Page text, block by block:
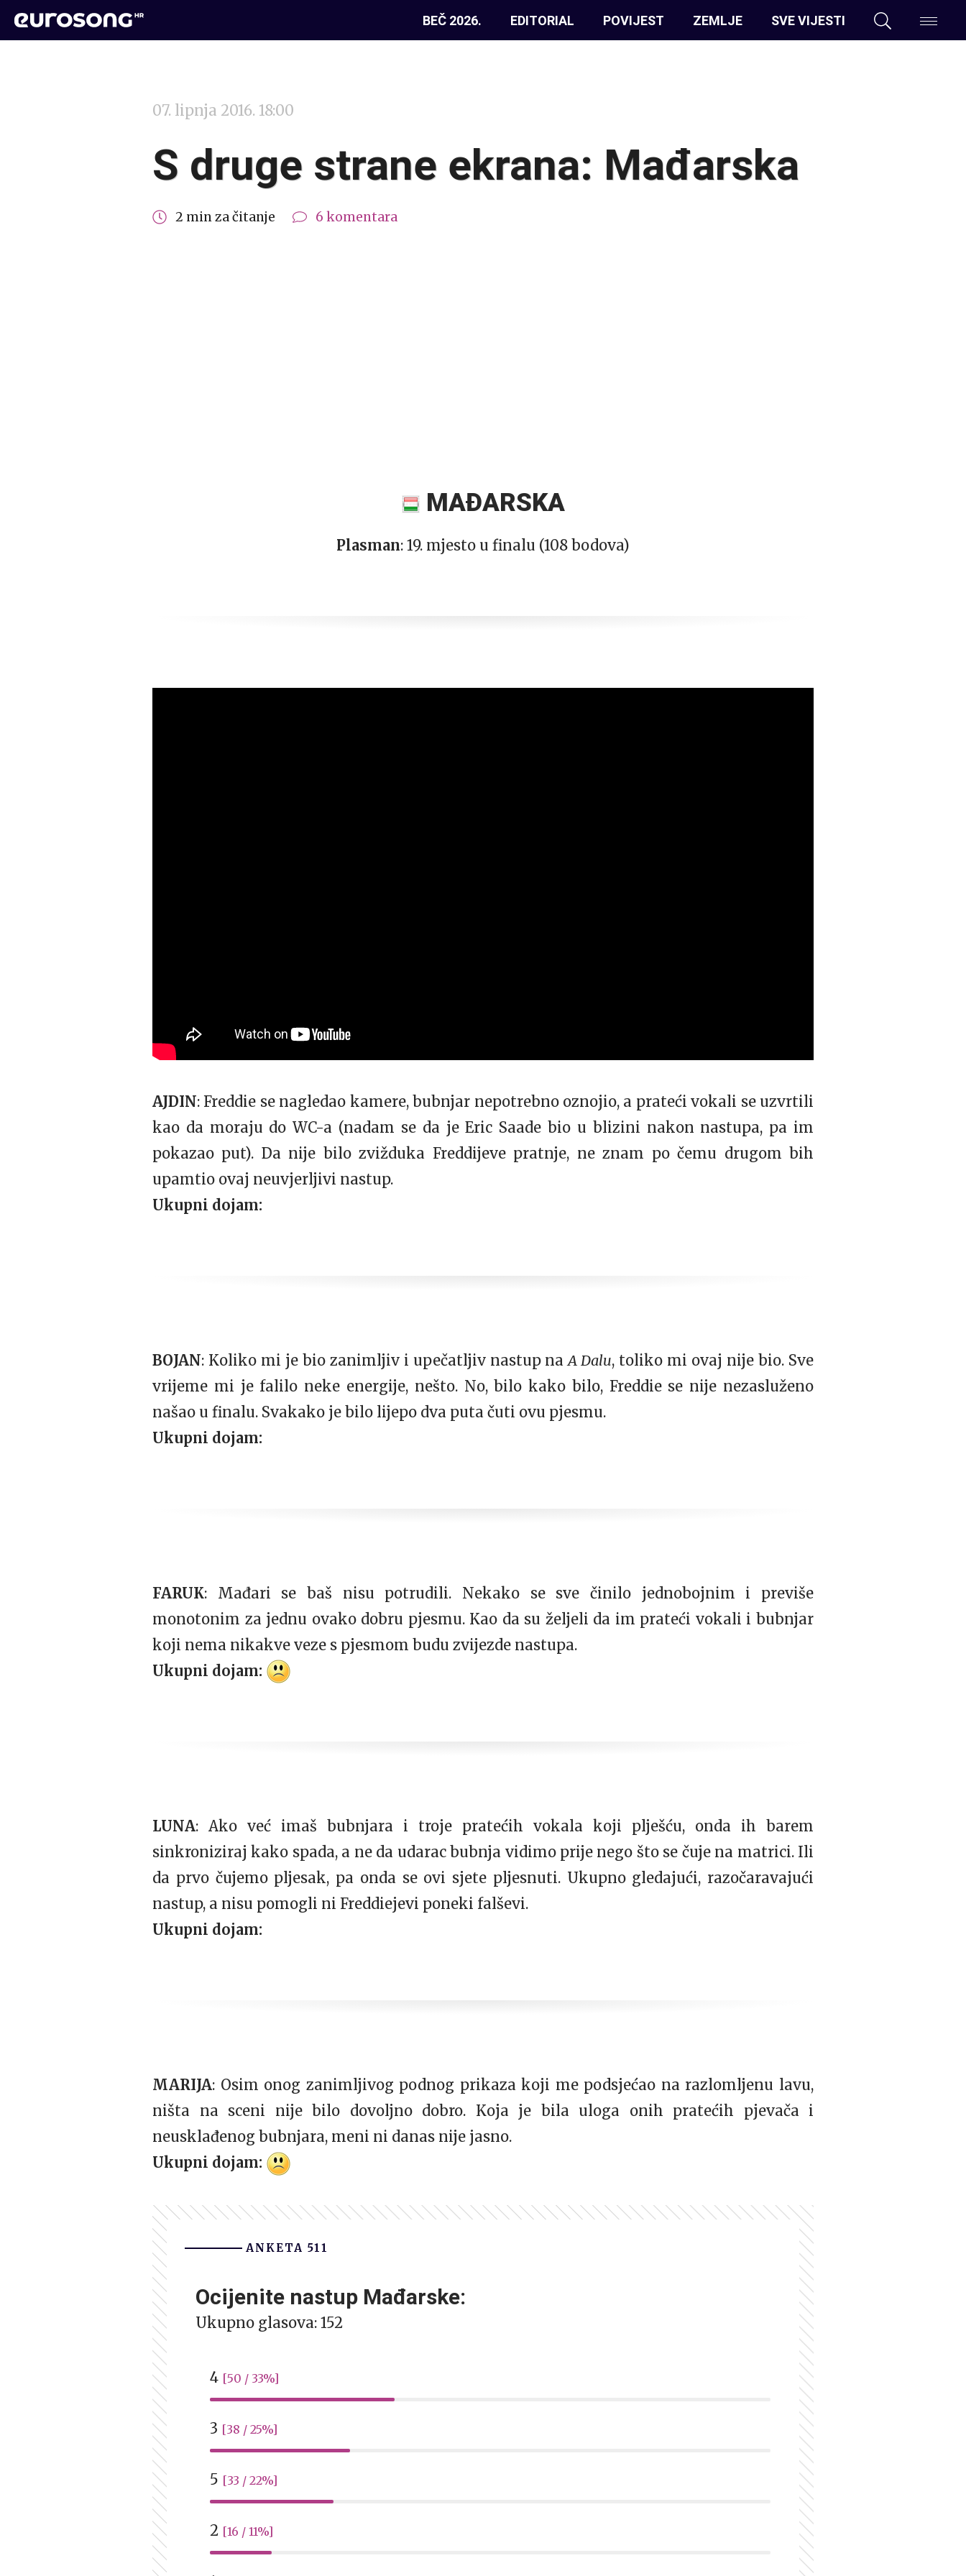
BEČ 2026. EDITORIAL POVIJEST ZEMLJE SVE VIJESTI
07. lipnja 2016. 18:00
S druge strane ekrana: Mađarska
2 min za čitanje 6 komentara
MAĐARSKA
Plasman: 19. mjesto u finalu (108 bodova)
AJDIN: Freddie se nagledao kamere, bubnjar nepotrebno oznojio, a prateći vokali se uzvrtili
kao da moraju do WC-a (nadam se da je Eric Saade bio u blizini nakon nastupa, pa im
pokazao put). Da nije bilo zvižduka Freddijeve pratnje, ne znam po čemu drugom bih
upamtio ovaj neuvjerljivi nastup.
Ukupni dojam:
BOJAN: Koliko mi je bio zanimljiv i upečatljiv nastup naA Dalu, toliko mi ovaj nije bio. Sve
vrijeme mi je falilo neke energije, nešto. No, bilo kako bilo, Freddie se nije nezasluženo
našao u finalu. Svakako je bilo lijepo dva puta čuti ovu pjesmu.
Ukupni dojam:
FARUK: Mađari se baš nisu potrudili. Nekako se sve činilo jednobojnim i previše
monotonim za jednu ovako dobru pjesmu. Kao da su željeli da im prateći vokali i bubnjar
koji nema nikakve veze s pjesmom budu zvijezde nastupa.
Ukupni dojam:
LUNA: Ako već imaš bubnjara i troje pratećih vokala koji plješću, onda ih barem
sinkroniziraj kako spada, a ne da udarac bubnja vidimo prije nego što se čuje na matrici. Ili
da prvo čujemo pljesak, pa onda se ovi sjete pljesnuti. Ukupno gledajući, razočaravajući
nastup, a nisu pomogli ni Freddiejevi poneki falševi.
Ukupni dojam:
MARIJA: Osim onog zanimljivog podnog prikaza koji me podsjećao na razlomljenu lavu,
ništa na sceni nije bilo dovoljno dobro. Koja je bila uloga onih pratećih pjevača i
neusklađenog bubnjara, meni ni danas nije jasno.
Ukupni dojam:
ANKETA 511
Ocijenite nastup Mađarske:
Ukupno glasova: 152
4 [50 / 33%]
3 [38 / 25%]
5 [33 / 22%]
2 [16 / 11%]